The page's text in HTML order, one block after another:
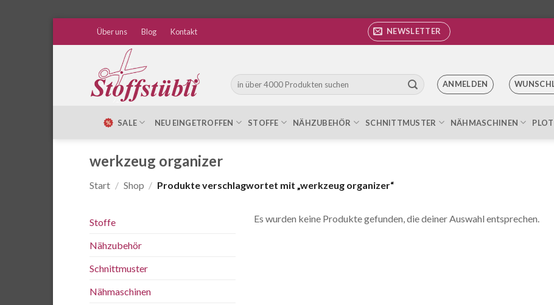
Über uns Blog Kontakt NEWSLETTER
Suche
nach:
ANMELDEN
SALE NEU EINGETROFFEN STOFFE NÄHZUBEHÖR SCHNITTMUSTER NÄHMASCHINEN
werkzeug organizer
Start / Shop / Produkte verschlagwortet mit „werkzeug organizer“
Stoffe
Nähzubehör
Schnittmuster
Nähmaschinen
Es wurden keine Produkte gefunden, die deiner Auswahl entsprechen.